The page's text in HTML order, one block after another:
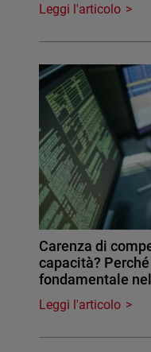
Leggi l'articolo
Carenza di
capacità?
fondamentale
Leggi l'articolo